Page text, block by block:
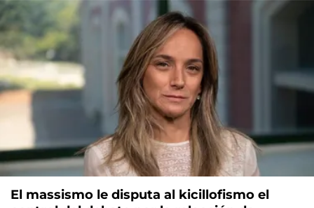
El massismo le disputa al kicillofismo el